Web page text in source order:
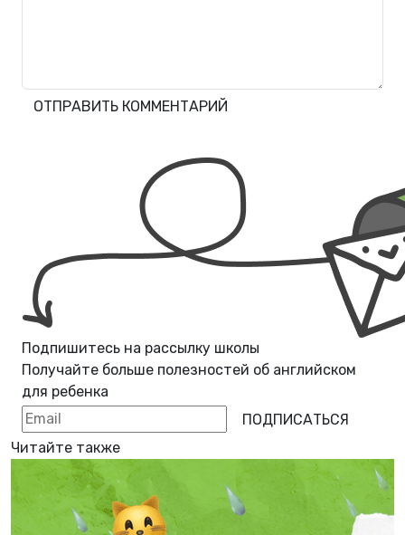
ОТПРАВИТЬ КОММЕНТАРИЙ
Подпишитесь на рассылку школы
Получайте больше полезностей об английском
для ребенка
ПОДПИСАТЬСЯ
Читайте также